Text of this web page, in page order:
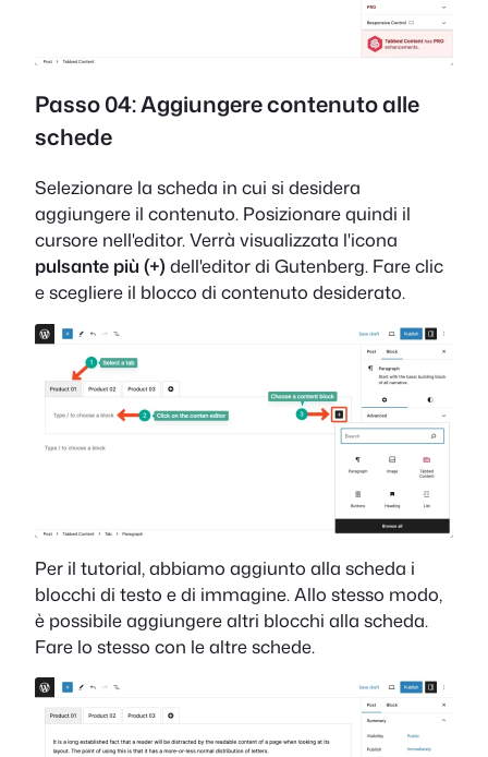
Passo 04: Aggiungere contenuto alle
schede
Selezionare la scheda in cui si desidera
aggiungere il contenuto. Posizionare quindi il
cursore nell'editor. Verrà visualizzata l'icona
pulsante più (+) dell'editor di Gutenberg. Fare clic
e scegliere il blocco di contenuto desiderato.
Per il tutorial, abbiamo aggiunto alla scheda i
blocchi di testo e di immagine. Allo stesso modo,
è possibile aggiungere altri blocchi alla scheda.
Fare lo stesso con le altre schede.